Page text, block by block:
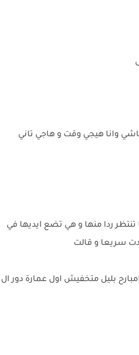
وانا هيجي وقت و هاجي تاني
ردا منها و هي تضع ايديها في
سريعا و قالت
لسة 4 سنين و التاني سافر امبارح بليل متخفيش اول عمارة دور ال